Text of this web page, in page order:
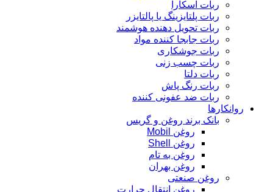
ربات اسکارا
ربات پلتایزینگ یا پالتایزر
ربات تحویل دهنده هوشمند
ربات جابجا کننده مواد
ربات جوشکاری
ربات چسب زنی
ربات دلتا
ربات رنگ پاش
ربات ضد عفونی کننده
روانکارها
بانک برند روغن و گریس
روغن Mobil
روغن Shell
روغن به تام
روغن بهران
روغن صنعتی
روغن انتقال حرارت